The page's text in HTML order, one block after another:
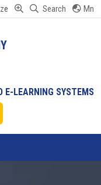
Search Mn
E-LEARNING SYSTEMS